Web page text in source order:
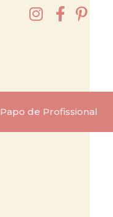
Papo de Profissional